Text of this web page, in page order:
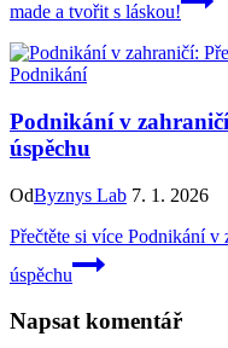
made a tvořit s láskou!
Podnikání
Podnikání v
úspěchu
OdByznys Lab 7. 1. 2026
Přečtěte si více Podnikání v
úspěchu
Napsat komentář